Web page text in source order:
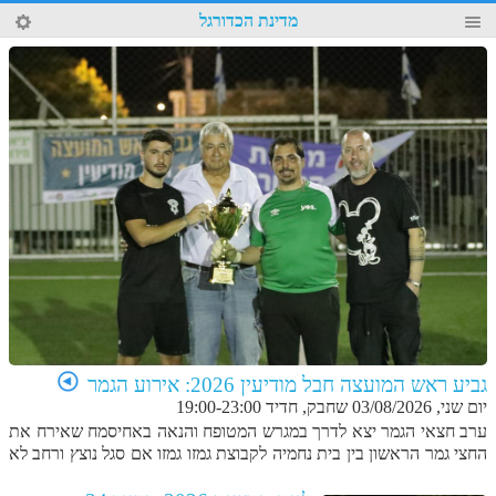
73 מדינת הכדורגל
גביע ראש המועצה חבל מודיעין 2026: אירוע הגמר
יום שני, 03/08/2026 שחבק, חדיד 19:00-23:00
ערב חצאי הגמר יצא לדרך במגרש המטופח והנאה באחיסמח שאירח את
החצי גמר הראשון בין בית נחמיה לקבוצת גמזו גמזו אם סגל נוצץ ורחב לא
4